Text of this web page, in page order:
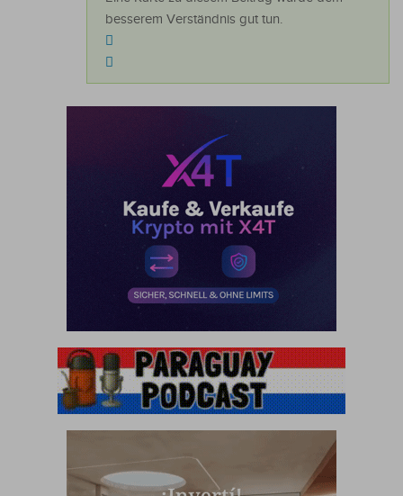
besserem Verständnis gut tun.